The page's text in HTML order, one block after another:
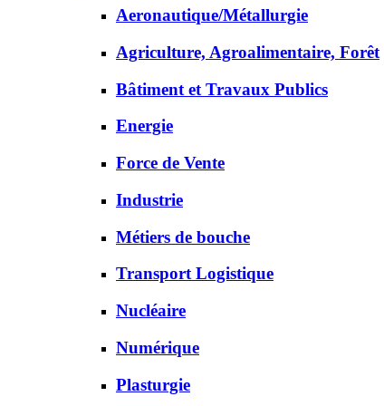
Aeronautique/Métallurgie
Agriculture, Agroalimentaire, Forêt
Bâtiment et Travaux Publics
Energie
Force de Vente
Industrie
Métiers de bouche
Transport Logistique
Nucléaire
Numérique
Plasturgie